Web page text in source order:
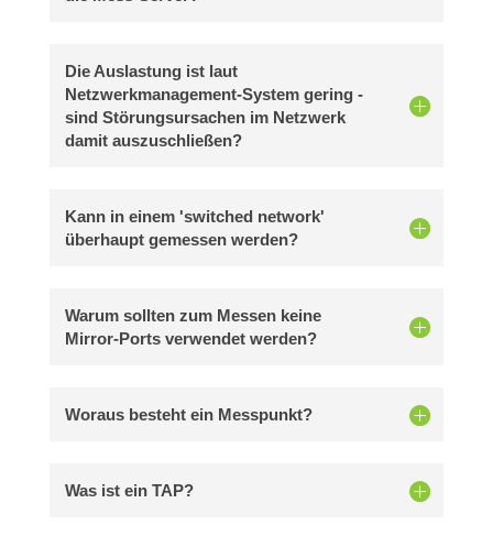
Die Auslastung ist laut
Netzwerkmanagement-System gering -
sind Störungsursachen im Netzwerk
damit auszuschließen?
Kann in einem 'switched network'
überhaupt gemessen werden?
Warum sollten zum Messen keine
Mirror-Ports verwendet werden?
Woraus besteht ein Messpunkt?
Was ist ein TAP?